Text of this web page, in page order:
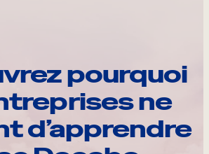
pourquoi
ne
d’apprendre